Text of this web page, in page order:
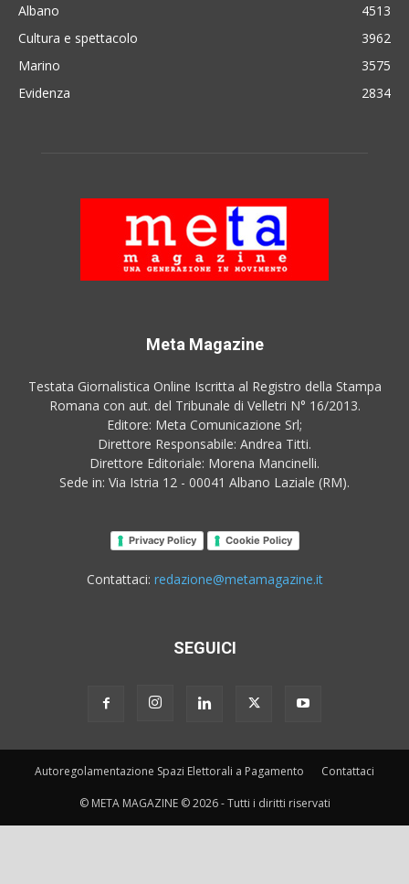
Albano
4513
Cultura e spettacolo
3962
Marino
3575
Evidenza
2834
Meta Magazine
Testata Giornalistica Online Iscritta al Registro della Stampa
Romana con aut. del Tribunale di Velletri N° 16/2013.
Editore: Meta Comunicazione Srl;
Direttore Responsabile: Andrea Titti.
Direttore Editoriale: Morena Mancinelli.
Sede in: Via Istria 12 - 00041 Albano Laziale (RM).
Privacy Policy Cookie Policy
Contattaci: redazione@metamagazine.it
SEGUICI
Autoregolamentazione Spazi Elettorali a Pagamento Contattaci
© META MAGAZINE © 2026 - Tutti i diritti riservati